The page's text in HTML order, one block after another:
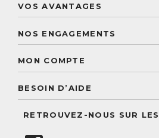
Laboratoire Landais
Découvrez le catalogue
VOS AVANTAGES
Paiement sécurisé
Conseils personnalisés
NOS ENGAGEMENTS
Conseil personnalisé
MON COMPTE
BESOIN D’AIDE
RETROUVEZ-NOUS SUR